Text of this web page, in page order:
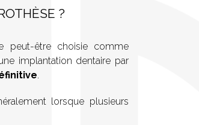
?
peut-être choisie comme
implantation dentaire par
.
lorsque plusieurs